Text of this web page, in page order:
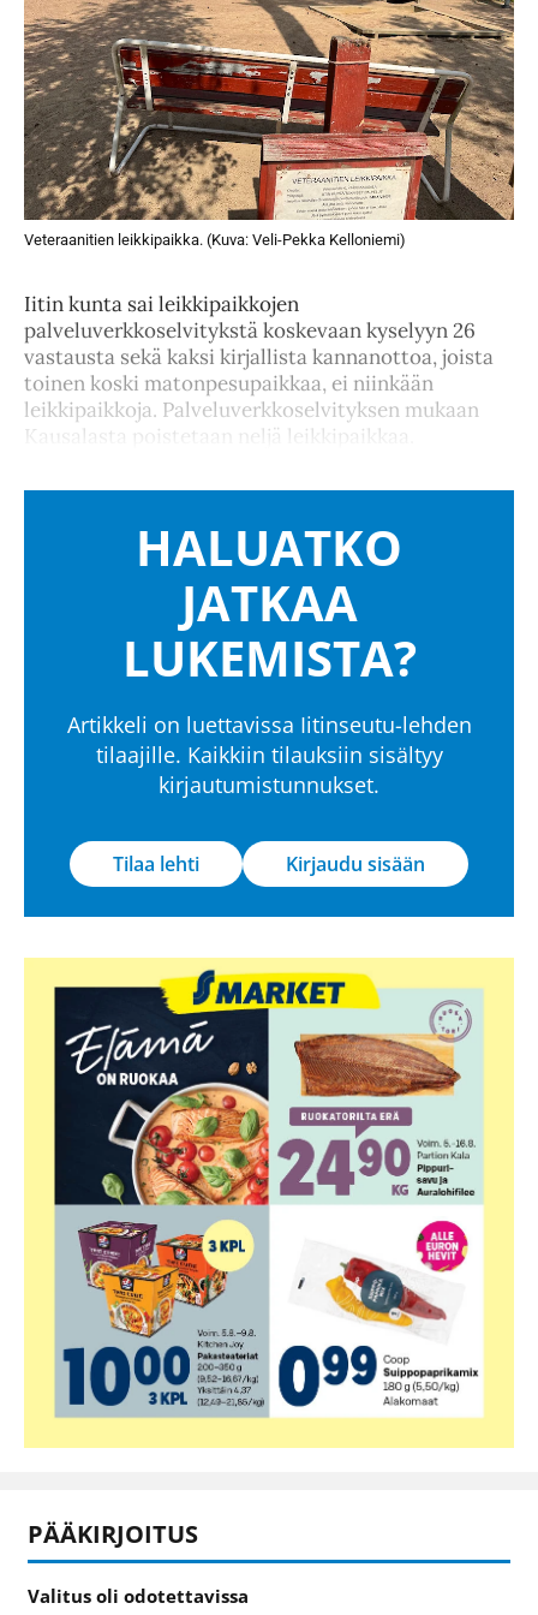
Veteraanitien leikkipaikka. (Kuva: Veli-Pekka Kelloniemi)
Iitin kunta sai leikkipaikkojen
palveluverkkoselvitykstä koskevaan kyselyyn 26
vastausta sekä kaksi kirjallista kannanottoa, joista
toinen koski matonpesupaikkaa, ei niinkään
leikkipaikkoja. Palveluverkkoselvityksen mukaan
Kausalasta poistetaan neljä leikkipaikkaa.
HALUATKO
JATKAA
LUKEMISTA?
Artikkeli on luettavissa Iitinseutu-lehden
tilaajille. Kaikkiin tilauksiin sisältyy
kirjautumistunnukset.
Tilaa lehti Kirjaudu sisään
PÄÄKIRJOITUS
Valitus oli odotettavissa